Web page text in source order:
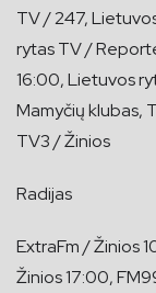
TV / 247,
rytas TV /
16:00, Lietuvos
Mamyčių klubas,
TV3 / Žinios
Radijas
ExtraFm / Žinios
Žinios 17:00,